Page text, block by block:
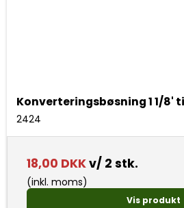
Konverteringsbøsning 1 1/8'
2424
18,00 DKKv/ 2 stk.
(inkl. moms)
Vis produkt